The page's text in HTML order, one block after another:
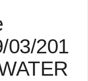
03/201